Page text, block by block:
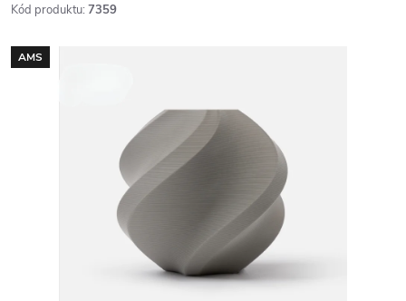
Kód produktu: 7359
AMS